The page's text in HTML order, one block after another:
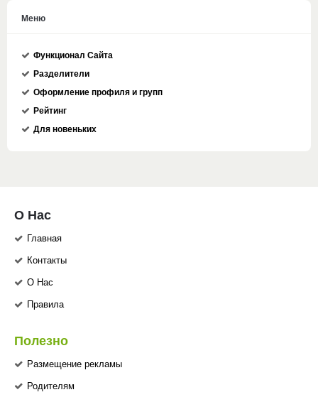
Меню
Функционал Сайта
Разделители
Оформление профиля и групп
Рейтинг
Для новеньких
О Нас
Главная
Контакты
О Нас
Правила
Полезно
Размещение рекламы
Родителям